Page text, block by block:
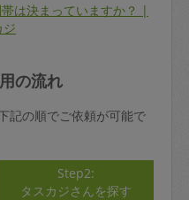
は決まっていますか？ |
ジ
の流れ
記の順でご依頼が可能で
Step2:
タスカジさんを探す